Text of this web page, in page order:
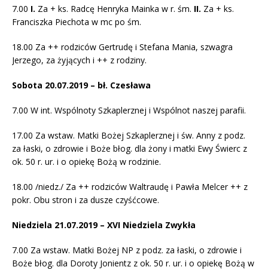
7.00 I. Za + ks. Radcę Henryka Mainka w r. śm. II. Za + ks.
Franciszka Piechota w mc po śm.
18.00 Za ++ rodziców Gertrudę i Stefana Mania, szwagra
Jerzego, za żyjących i ++ z rodziny.
Sobota 20.07.2019 – bł. Czesława
7.00 W int. Wspólnoty Szkaplerznej i Wspólnot naszej parafii.
17.00 Za wstaw. Matki Bożej Szkaplerznej i św. Anny z podz.
za łaski, o zdrowie i Boże błog. dla żony i matki Ewy Świerc z
ok. 50 r. ur. i o opiekę Bożą w rodzinie.
18.00 /niedz./ Za ++ rodziców Waltraudę i Pawła Melcer ++ z
pokr. Obu stron i za dusze czyśćcowe.
Niedziela 21.07.2019 – XVI Niedziela Zwykła
7.00 Za wstaw. Matki Bożej NP z podz. za łaski, o zdrowie i
Boże błog. dla Doroty Jonientz z ok. 50 r. ur. i o opiekę Bożą w